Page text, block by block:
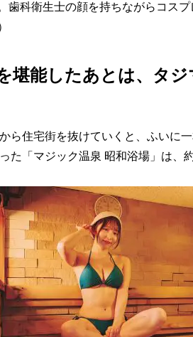
歯科衛生士の顔を持ちながらコス
堪能したあとは、タ
ら住宅街を抜けていくと、ふいに
た「マジック温泉 昭和浴場」は、